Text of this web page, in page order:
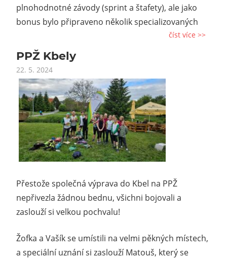
plnohodnotné závody (sprint a štafety), ale jako
bonus bylo připraveno několik specializovaných
číst více >>
PPŽ Kbely
22. 5. 2024
Přestože společná výprava do Kbel na PPŽ
nepřivezla žádnou bednu, všichni bojovali a
zaslouží si velkou pochvalu!
Žofka a Vašík se umístili na velmi pěkných místech,
a speciální uznání si zaslouží Matouš, který se